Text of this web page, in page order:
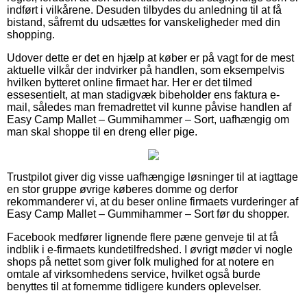
indført i vilkårene. Desuden tilbydes du anledning til at få
bistand, såfremt du udsættes for vanskeligheder med din
shopping.
Udover dette er det en hjælp at køber er på vagt for de mest
aktuelle vilkår der indvirker på handlen, som eksempelvis
hvilken bytteret online firmaet har. Her er det tilmed
essesentielt, at man stadigvæk bibeholder ens faktura e-
mail, således man fremadrettet vil kunne påvise handlen af
Easy Camp Mallet – Gummihammer – Sort, uafhængig om
man skal shoppe til en dreng eller pige.
Trustpilot giver dig visse uafhængige løsninger til at iagttage
en stor gruppe øvrige køberes domme og derfor
rekommanderer vi, at du beser online firmaets vurderinger af
Easy Camp Mallet – Gummihammer – Sort før du shopper.
Facebook medfører lignende flere pæne genveje til at få
indblik i e-firmaets kundetilfredshed. I øvrigt møder vi nogle
shops på nettet som giver folk mulighed for at notere en
omtale af virksomhedens service, hvilket også burde
benyttes til at fornemme tidligere kunders oplevelser.